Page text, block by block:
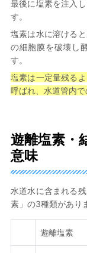
最後に塩素を注入
す。
塩素は水に溶ける
の細胞膜を破壊し
す。
塩素は一定量残る
呼ばれ、水道管内で
遊離塩素・
意味
水道水に含まれる
素」の3種類があり
遊離塩素